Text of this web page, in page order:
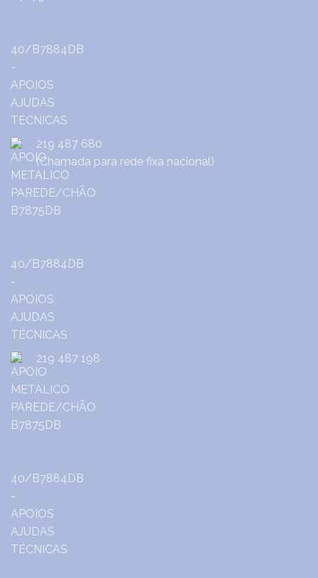
219 487 680
(Chamada para rede fixa nacional)
219 487 198